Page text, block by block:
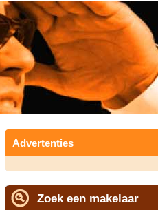
Advertenties
Zoek een makelaar